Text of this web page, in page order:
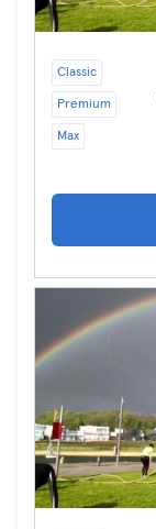
Classic
Premium
Max